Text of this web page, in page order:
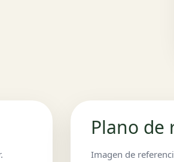
Plano de
Imagen de